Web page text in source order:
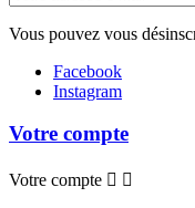
Vous pouvez vous
Facebook
Instagram
Votre compte
Votre compte  